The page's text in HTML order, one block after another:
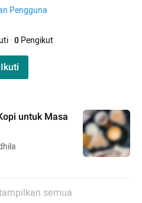
Pengguna
·0Pengikut
Ikuti
untuk Masa
semua